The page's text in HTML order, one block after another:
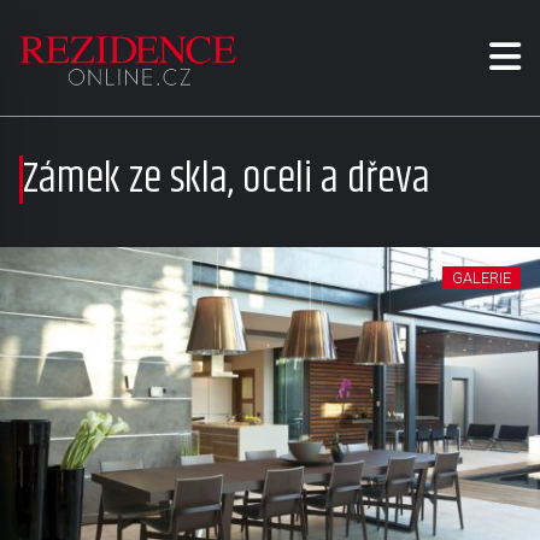
Zámek ze skla, oceli a dřeva
GALERIE